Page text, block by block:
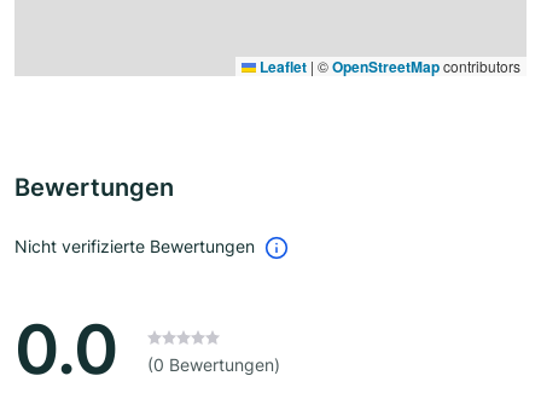
Leaflet | ©OpenStreetMapcontributors
Bewertungen
Nicht verifizierte Bewertungen
0.0 (0 Bewertungen)